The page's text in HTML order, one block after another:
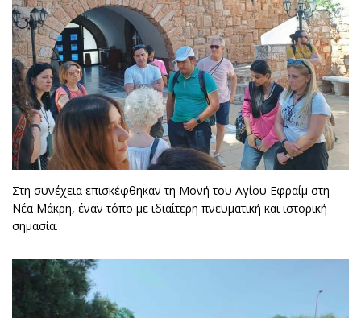
Στη συνέχεια επισκέφθηκαν τη Μονή του Αγίου Εφραίμ στη
Νέα Μάκρη, έναν τόπο με ιδιαίτερη πνευματική και ιστορική
σημασία.